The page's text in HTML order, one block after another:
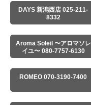
DAYS 新潟西店 025-211-
8332
Aroma Soleil 〜アロマソレ
イユ〜 080-7757-6130
ROMEO 070-3190-7400